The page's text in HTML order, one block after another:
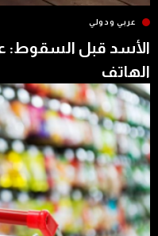
عربي ودولي
الأسد قبل السقوط:
الهاتف